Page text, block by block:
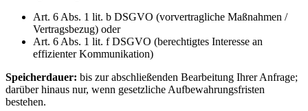
Art. 6 Abs. 1 lit. b DSGVO (vorvertragliche Maßnahmen /
Vertragsbezug) oder
Art. 6 Abs. 1 lit. f DSGVO (berechtigtes Interesse an
effizienter Kommunikation)
Speicherdauer: bis zur abschließenden Bearbeitung Ihrer Anfrage;
darüber hinaus nur, wenn gesetzliche Aufbewahrungsfristen
bestehen.